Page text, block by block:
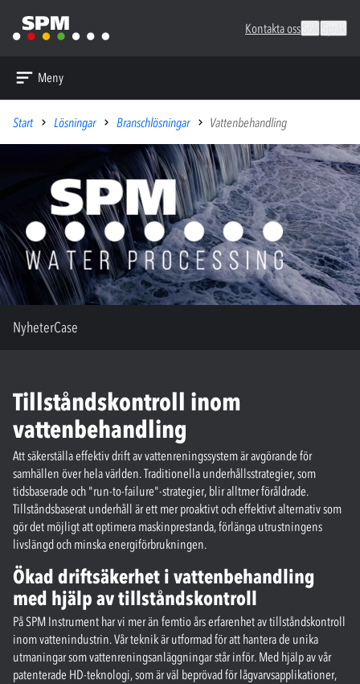
Kontakta oss
Meny
Start Lösningar Branschlösningar Vattenbehandling
NyheterCase
Tillståndskontroll inom
vattenbehandling
Att säkerställa effektiv drift av vattenreningssystem är avgörande för
samhällen över hela världen. Traditionella underhållsstrategier, som
tidsbaserade och "run-to-failure"-strategier, blir alltmer föråldrade.
Tillståndsbaserat underhåll är ett mer proaktivt och effektivt alternativ som
gör det möjligt att optimera maskinprestanda, förlänga utrustningens
livslängd och minska energiförbrukningen.
Ökad driftsäkerhet i vattenbehandling
med hjälp av tillståndskontroll
På SPM Instrument har vi mer än femtio års erfarenhet av tillståndskontroll
inom vattenindustrin. Vår teknik är utformad för att hantera de unika
utmaningar som vattenreningsanläggningar står inför. Med hjälp av vår
patenterade HD-teknologi, som är väl beprövad för lågvarvsapplikationer,